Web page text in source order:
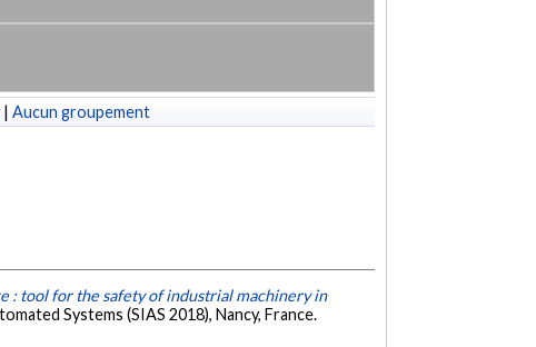
| Aucun groupement
: tool for the safety of industrial machinery in
Systems (SIAS 2018), Nancy, France.